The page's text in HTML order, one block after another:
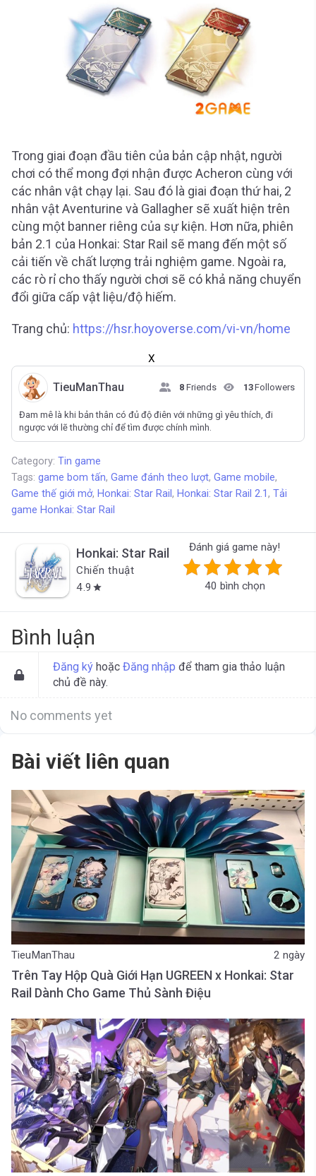
Trong giai đoạn đầu tiên của bản cập nhật, người
chơi có thể mong đợi nhận được Acheron cùng với
các nhân vật chạy lại. Sau đó là giai đoạn thứ hai, 2
nhân vật Aventurine và Gallagher sẽ xuất hiện trên
cùng một banner riêng của sự kiện. Hơn nữa, phiên
bản 2.1 của Honkai: Star Rail sẽ mang đến một số
cải tiến về chất lượng trải nghiệm game. Ngoài ra,
các rò rỉ cho thấy người chơi sẽ có khả năng chuyển
đổi giữa cấp vật liệu/độ hiếm.
Trang chủ: https://hsr.hoyoverse.com/vi-vn/home
X
TieuManThau 8 Friends 13Followers
Đam mê là khi bản thân có đủ độ điên với những gì yêu thích, đi
ngược với lẽ thường chỉ để tìm được chính mình.
Category: Tin game
Tags: game bom tấn, Game đánh theo lượt, Game mobile,
Game thế giới mở, Honkai: Star Rail , Honkai: Star Rail 2.1, Tải
game Honkai: Star Rail
Honkai: Star Rail
Chiến thuật
4.9 star
Đánh giá game này!
40 bình chọn
Bình luận
Đăng ký hoặc Đăng nhập để tham gia thảo luận
chủ đề này.
No comments yet
Bài viết liên quan
TieuManThau 2 ngày
Trên Tay Hộp Quà Giới Hạn UGREEN x Honkai: Star
Rail Dành Cho Game Thủ Sành Điệu